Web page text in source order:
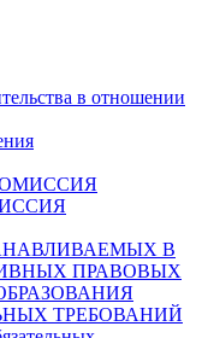
в отношении
В
ПРАВОВЫХ
ТРЕБОВАНИЙ